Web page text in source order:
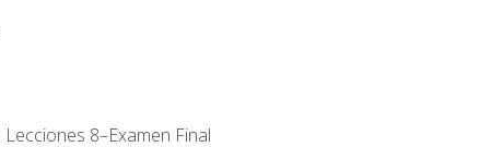
8–Examen Final